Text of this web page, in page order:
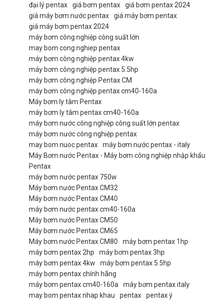
đại lý pentax
giá bơm pentax
giá bơm pentax 2024
giá máy bơm nước pentax
giá máy bơm pentax
giá máy bơm pentax 2024
máy bơm công nghiệp công suất lớn
may bom cong nghiep pentax
máy bơm công nghiệp pentax 4kw
máy bơm công nghiệp pentax 5.5hp
máy bơm công nghiệp Pentax CM
máy bơm công nghiệp pentax cm40-160a
Máy bơm ly tâm Pentax
máy bơm ly tâm pentax cm40-160a
máy bơm nước công nghiệp công suất lớn pentax
máy bơm nước công nghiệp pentax
may bom nuoc pentax
máy bơm nước pentax - italy
Máy Bơm nước Pentax - Máy bơm công nghiệp nhập khẩu
Pentax
máy bơm nước pentax 750w
Máy bơm nước Pentax CM32
Máy bơm nước Pentax CM40
máy bơm nước pentax cm40-160a
Máy bơm nước Pentax CM50
Máy bơm nước Pentax CM65
Máy bơm nước Pentax CM80
máy bơm pentax 1hp
máy bơm pentax 2hp
máy bơm pentax 3hp
máy bơm pentax 4kw
máy bơm pentax 5.5hp
máy bơm pentax chính hãng
máy bơm pentax cm40-160a
máy bơm pentax italy
may bom pentax nhap khau
pentax pentax ý